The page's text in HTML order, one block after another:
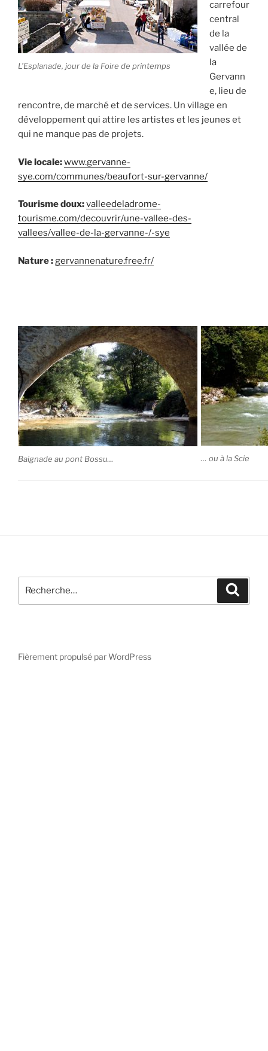
L’Esplanade, jour de la Foire de printemps
carrefour
central
de la
vallée de
la
Gervann
e, lieu de
rencontre, de marché et de services. Un village en
développement qui attire les artistes et les jeunes et
qui ne manque pas de projets.
Vie locale:www.gervanne-
sye.com/communes/beaufort-sur-gervanne/
Tourisme doux:valleedeladrome-
tourisme.com/decouvrir/une-vallee-des-
vallees/vallee-de-la-gervanne-/-sye
Nature :gervannenature.free.fr/
Baignade au pont Bossu… … ou à la Scie
Recherche
Fièrement propulsé par WordPress